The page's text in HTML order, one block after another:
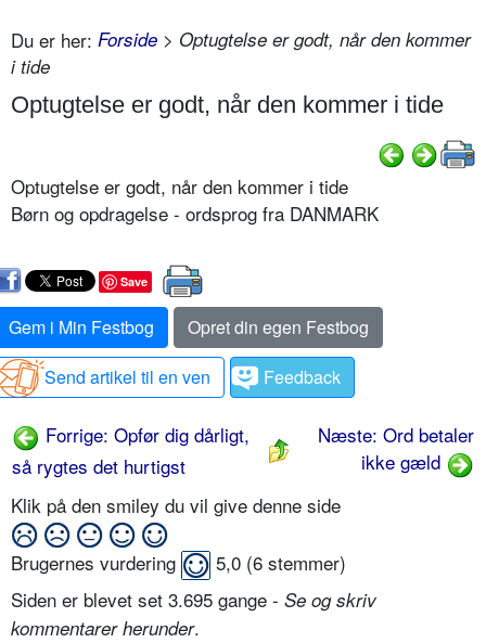
Du er her: Forside > Optugtelse er godt, når den kommer
i tide
Optugtelse er godt, når den kommer i tide
Optugtelse er godt, når den kommer i tide
Børn og opdragelse - ordsprog fra DANMARK
Save
Gem i Min Festbog
Opret din egen Festbog
Send artikel til en ven
Feedback
Forrige: Opfør dig dårligt,
så rygtes det hurtigst
Næste: Ord betaler
ikke gæld
Klik på den smiley du vil give denne side
Brugernes vurdering 5,0 (6 stemmer)
Siden er blevet set 3.695 gange - Se og skriv
kommentarer herunder.